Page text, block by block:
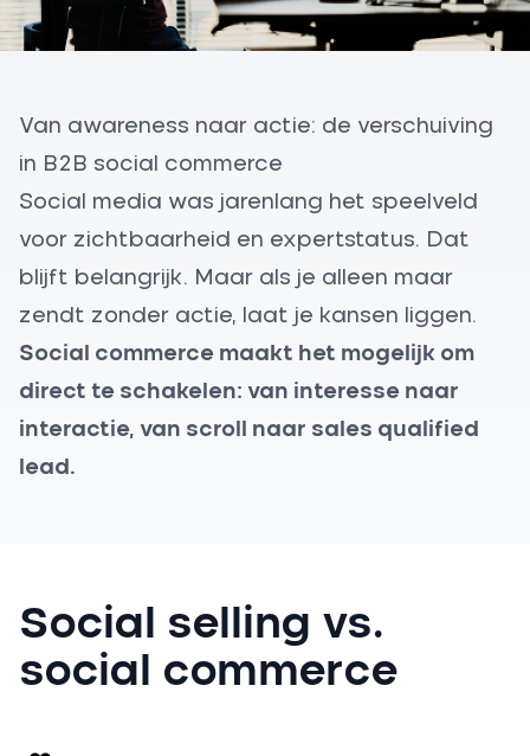
Van awareness naar actie: de verschuiving
in B2B social commerce
Social media was jarenlang het speelveld
voor zichtbaarheid en expertstatus. Dat
blijft belangrijk. Maar als je alleen maar
zendt zonder actie, laat je kansen liggen.
Social commerce maakt het mogelijk om
direct te schakelen: van interesse naar
interactie, van scroll naar sales qualified
lead.
Social selling vs.
social commerce